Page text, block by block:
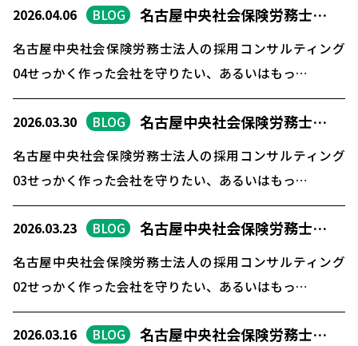
2026.04.06 BLOG 名古屋中央社会保険労務士…
名古屋中央社会保険労務士法人の採用コンサルティング
04せっかく作った会社を守りたい、あるいはもっ…
2026.03.30 BLOG 名古屋中央社会保険労務士…
名古屋中央社会保険労務士法人の採用コンサルティング
03せっかく作った会社を守りたい、あるいはもっ…
2026.03.23 BLOG 名古屋中央社会保険労務士…
名古屋中央社会保険労務士法人の採用コンサルティング
02せっかく作った会社を守りたい、あるいはもっ…
2026.03.16 BLOG 名古屋中央社会保険労務士…